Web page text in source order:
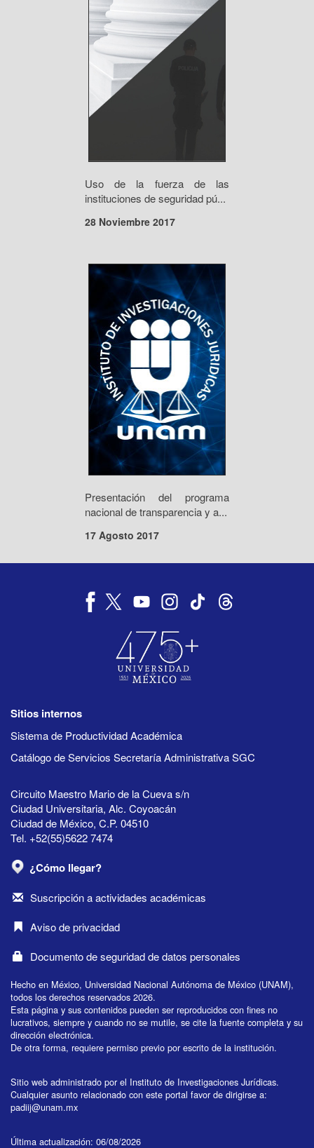
Uso de la fuerza de las
instituciones de seguridad pú...
28 Noviembre 2017
Presentación del programa
nacional de transparencia y a...
17 Agosto 2017
Sitios internos
Sistema de Productividad Académica
Catálogo de Servicios Secretaría Administrativa SGC
Circuito Maestro Mario de la Cueva s/n
Ciudad Universitaria, Alc. Coyoacán
Ciudad de México, C.P. 04510
Tel. +52(55)5622 7474
¿Cómo llegar?
Suscripción a actividades académicas
Aviso de privacidad
Documento de seguridad de datos personales
Hecho en México, Universidad Nacional Autónoma de México (UNAM),
todos los derechos reservados 2026.
Esta página y sus contenidos pueden ser reproducidos con fines no
lucrativos, siempre y cuando no se mutile, se cite la fuente completa y su
dirección electrónica.
De otra forma, requiere permiso previo por escrito de la institución.
Sitio web administrado por el Instituto de Investigaciones Jurídicas.
Cualquier asunto relacionado con este portal favor de dirigirse a:
padiij@unam.mx
Última actualización: 06/08/2026